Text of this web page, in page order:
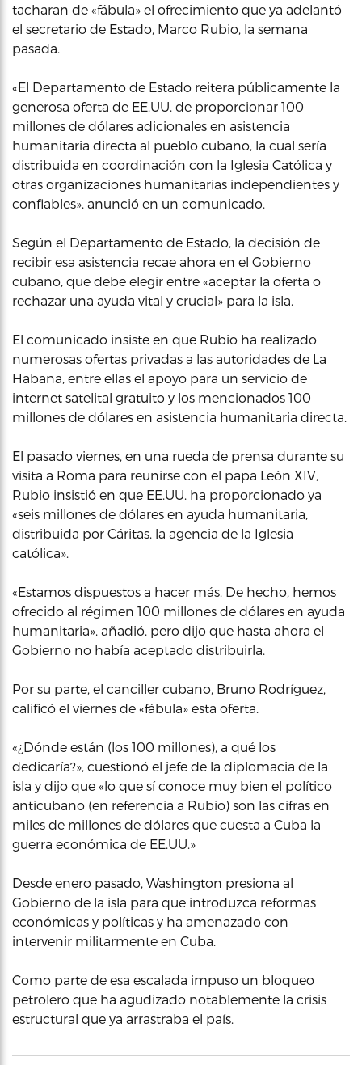
tacharan de «fábula» el ofrecimiento que ya adelantó
el secretario de Estado, Marco Rubio, la semana
pasada.
«El Departamento de Estado reitera públicamente la
generosa oferta de EE.UU. de proporcionar 100
millones de dólares adicionales en asistencia
humanitaria directa al pueblo cubano, la cual sería
distribuida en coordinación con la Iglesia Católica y
otras organizaciones humanitarias independientes y
confiables», anunció en un comunicado.
Según el Departamento de Estado, la decisión de
recibir esa asistencia recae ahora en el Gobierno
cubano, que debe elegir entre «aceptar la oferta o
rechazar una ayuda vital y crucial» para la isla.
El comunicado insiste en que Rubio ha realizado
numerosas ofertas privadas a las autoridades de La
Habana, entre ellas el apoyo para un servicio de
internet satelital gratuito y los mencionados 100
millones de dólares en asistencia humanitaria directa.
El pasado viernes, en una rueda de prensa durante su
visita a Roma para reunirse con el papa León XIV,
Rubio insistió en que EE.UU. ha proporcionado ya
«seis millones de dólares en ayuda humanitaria,
distribuida por Cáritas, la agencia de la Iglesia
católica».
«Estamos dispuestos a hacer más. De hecho, hemos
ofrecido al régimen 100 millones de dólares en ayuda
humanitaria», añadió, pero dijo que hasta ahora el
Gobierno no había aceptado distribuirla.
Por su parte, el canciller cubano, Bruno Rodríguez,
calificó el viernes de «fábula» esta oferta.
«¿Dónde están (los 100 millones), a qué los
dedicaría?», cuestionó el jefe de la diplomacia de la
isla y dijo que «lo que sí conoce muy bien el político
anticubano (en referencia a Rubio) son las cifras en
miles de millones de dólares que cuesta a Cuba la
guerra económica de EE.UU.»
Desde enero pasado, Washington presiona al
Gobierno de la isla para que introduzca reformas
económicas y políticas y ha amenazado con
intervenir militarmente en Cuba.
Como parte de esa escalada impuso un bloqueo
petrolero que ha agudizado notablemente la crisis
estructural que ya arrastraba el país.